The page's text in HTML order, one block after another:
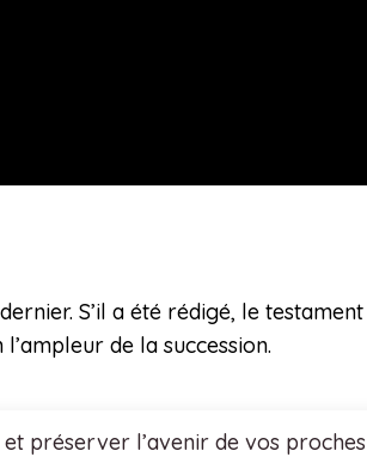
S’il a été rédigé, le
de la succession.
préserver l’avenir de vos proches